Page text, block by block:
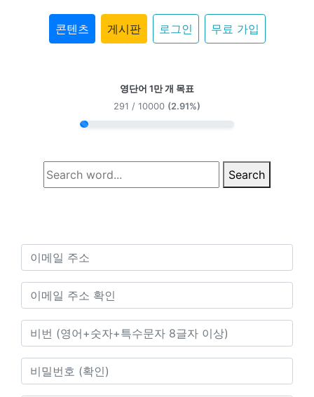
콘텐츠 게시판 로그인 무료 가입
영단어 1만 개 목표
291 / 10000 (2.91%)
Search